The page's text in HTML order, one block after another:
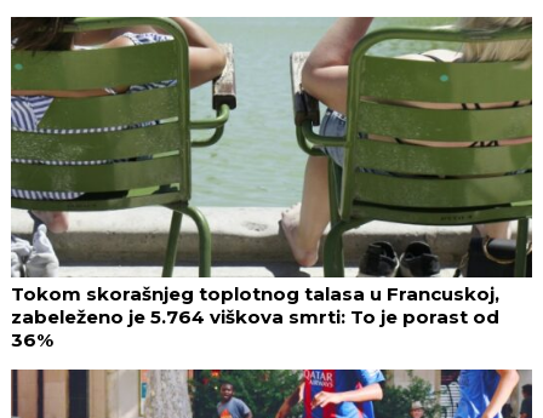
Tokom skorašnjeg toplotnog talasa u Francuskoj,
zabeleženo je 5.764 viškova smrti: To je porast od
36%